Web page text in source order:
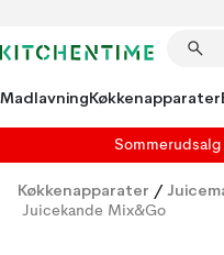
MadlavningKøkkenapparater
Sommerudsalg
Køkkenapparater /
Juicekande Mix&Go